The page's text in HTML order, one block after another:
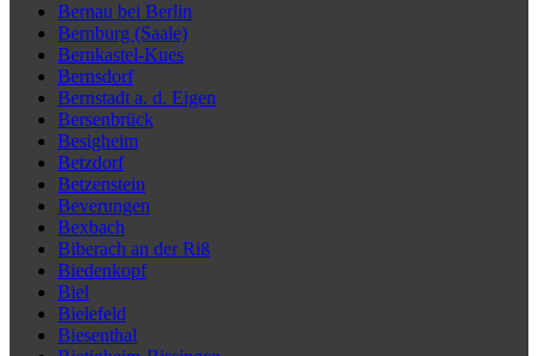
Bernau bei Berlin
Bernburg (Saale)
Bernkastel-Kues
Bernsdorf
Bernstadt a. d. Eigen
Bersenbrück
Besigheim
Betzdorf
Betzenstein
Beverungen
Bexbach
Biberach an der Riß
Biedenkopf
Biel
Bielefeld
Biesenthal